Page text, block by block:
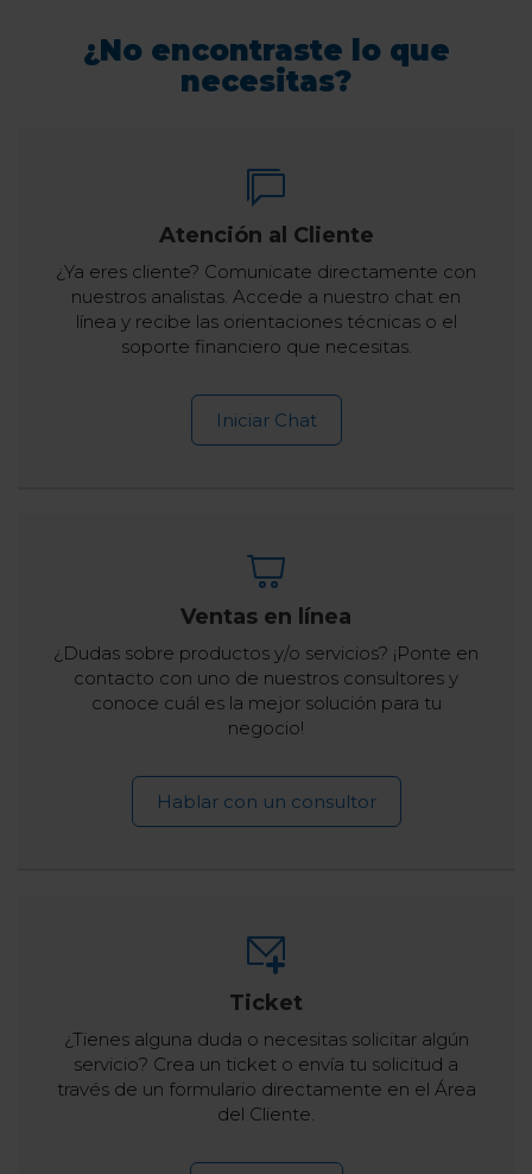
¿No encontraste lo que
necesitas?
Atención al Cliente
¿Ya eres cliente? Comunicate directamente con
nuestros analistas. Accede a nuestro chat en
línea y recibe las orientaciones técnicas o el
soporte financiero que necesitas.
Iniciar Chat
Ventas en línea
¿Dudas sobre productos y/o servicios? ¡Ponte en
contacto con uno de nuestros consultores y
conoce cuál es la mejor solución para tu
negocio!
Hablar con un consultor
Ticket
¿Tienes alguna duda o necesitas solicitar algún
servicio? Crea un ticket o envía tu solicitud a
través de un formulario directamente en el Área
del Cliente.